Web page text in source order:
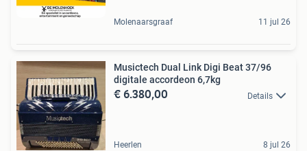
Molenaarsgraaf 11 jul 26
Musictech Dual Link Digi Beat 37/96
digitale accordeon 6,7kg
€ 6.380,00 Details
Heerlen 8 jul 26